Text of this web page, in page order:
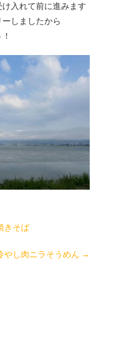
入れて前に進みます
しましたから
きそば
し肉ニラそうめん →